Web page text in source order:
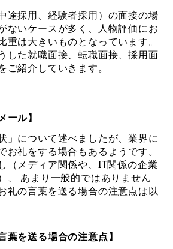
途採用、経験者採用）の面接の場
ないケースが多く、人物評価にお
重は大きいものとなっています。
した就職面接、転職面接、採用面
ご紹介していきます。
ール】
」について述べましたが、業界に
お礼をする場合もあるようです。
（メディア関係や、IT関係の企業
、 あまり一般的ではありません
礼の言葉を送る場合の注意点は以
葉を送る場合の注意点】